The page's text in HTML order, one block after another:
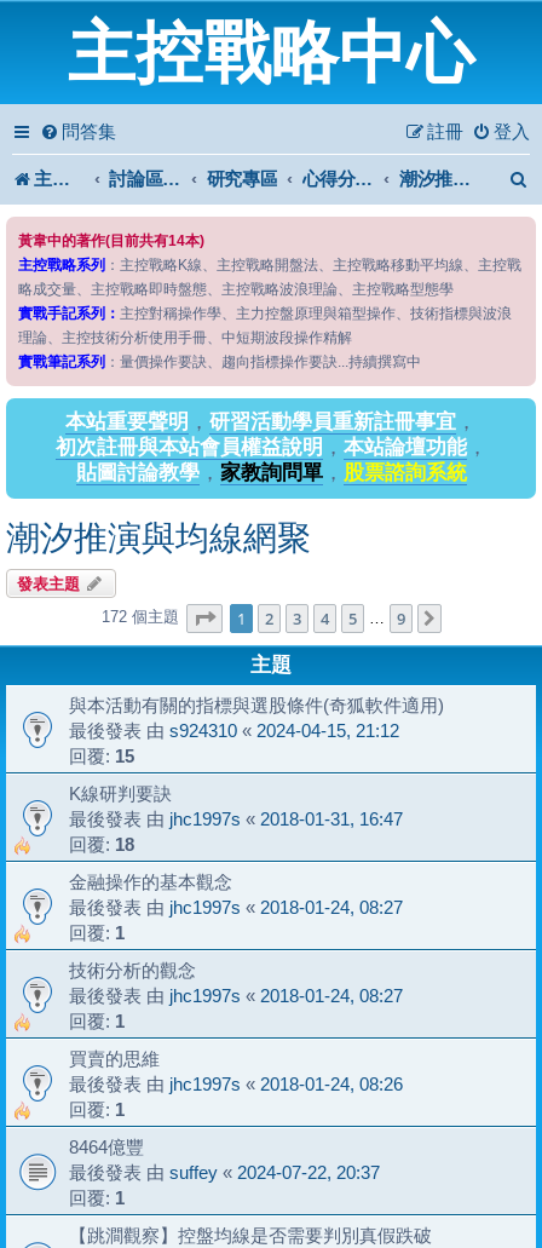
主控戰略中心
問答集 登入
註冊
主控戰略中心 討論區首頁 研究專區 心得分享專區 潮汐推演與均線網聚
黃韋中的著作(目前共有14本)
主控戰略系列 ：主控戰略K線、主控戰略開盤法、主控戰略移動平均線、主控戰
略成交量、主控戰略即時盤態、主控戰略波浪理論、主控戰略型態學
實戰手記系列： 主控對稱操作學、主力控盤原理與箱型操作、技術指標與波浪
理論、主控技術分析使用手冊、中短期波段操作精解
實戰筆記系列 ：量價操作要訣、趨向指標操作要訣...持續撰寫中
本站重要聲明 ， 研習活動學員重新註冊事宜 ，
初次註冊與本站會員權益說明 ， 本站論壇功能，
貼圖討論教學， 家教詢問單， 股票諮詢系統
潮汐推演與均線網聚
發表主題
172 個主題 第 1 頁 (共 9頁)
1 2 3 4 5 … 9
主題
與本活動有關的指標與選股條件(奇狐軟件適用)
最後發表 由 s924310 « 2024-04-15, 21:12
回覆: 15
K線研判要訣
最後發表 由 jhc1997s « 2018-01-31, 16:47
回覆: 18
金融操作的基本觀念
最後發表 由 jhc1997s « 2018-01-24, 08:27
回覆: 1
技術分析的觀念
最後發表 由 jhc1997s « 2018-01-24, 08:27
回覆: 1
買賣的思維
最後發表 由 jhc1997s « 2018-01-24, 08:26
回覆: 1
8464億豐
最後發表 由 suffey « 2024-07-22, 20:37
回覆: 1
【跳澗觀察】控盤均線是否需要判別真假跌破